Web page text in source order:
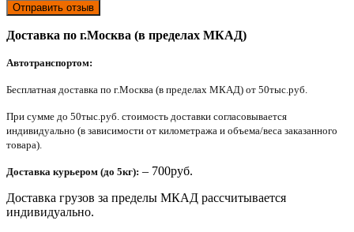
Отправить отзыв
Доставка по г.Москва (в пределах МКАД)
Автотранспортом:
Бесплатная доставка по г.Москва (в пределах МКАД) от 50тыс.руб.
При сумме до 50тыс.руб. стоимость доставки согласовывается
индивидуально (в зависимости от километража и объема/веса заказанного
товара).
Доставка курьером (до 5кг): – 700руб.
Доставка грузов за пределы МКАД рассчитывается
индивидуально.